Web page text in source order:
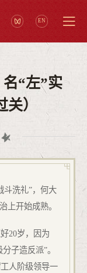
EN
“左”实
）
斗洗礼”，何大
上开始成熟。
20岁，因为
子造反派”。
人阶级领导一